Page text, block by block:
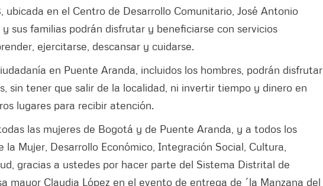
ubicada en el Centro de Desarrollo Comunitario, José Antonio
sus familias podrán disfrutar y beneficiarse con servicios
ejercitarse, descansar y cuidarse.
en Puente Aranda, incluidos los hombres, podrán disfrutar
sin tener que salir de la localidad, ni invertir tiempo y dinero en
lugares para recibir atención.
las mujeres de Bogotá y de Puente Aranda, y a todos los
la Mujer, Desarrollo Económico, Integración Social, Cultura,
gracias a ustedes por hacer parte del Sistema Distrital de
mayor Claudia López en el evento de entrega de ´la Manzana del